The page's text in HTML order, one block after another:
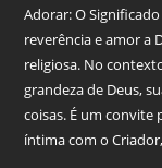
Adorar: O
reverência e amor a
religiosa. No
grandeza de Deus,
coisas. É um convite
íntima com o